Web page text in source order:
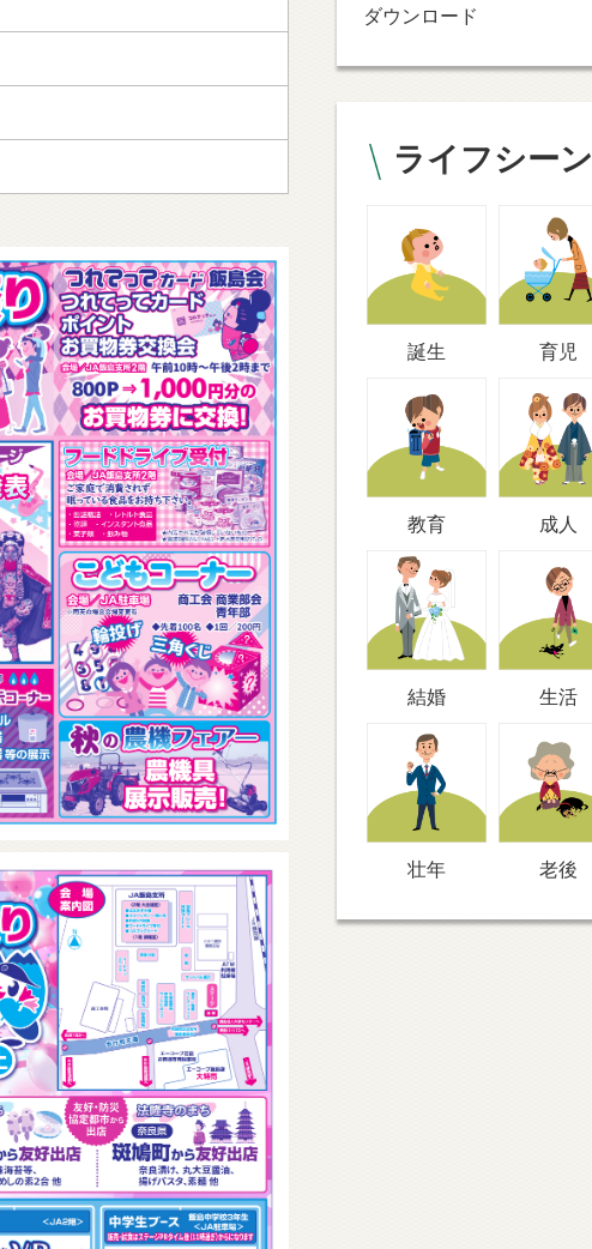
ダウンロード
ライフシーン
誕生 育児
教育 成人
結婚 生活
壮年 老後